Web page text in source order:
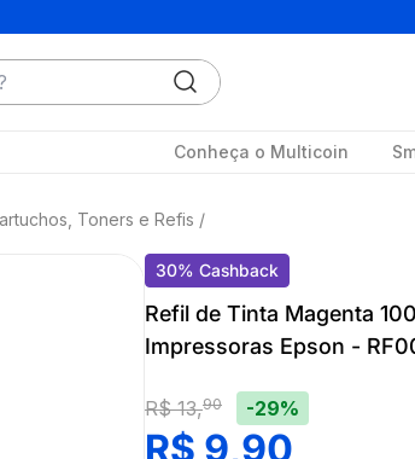
Conheça o Multicoin
Toners e Refis
30% Cashback
Refil de Tinta Magenta
Impressoras Epson -
R$ 13,90 -29%
R$ 9,90